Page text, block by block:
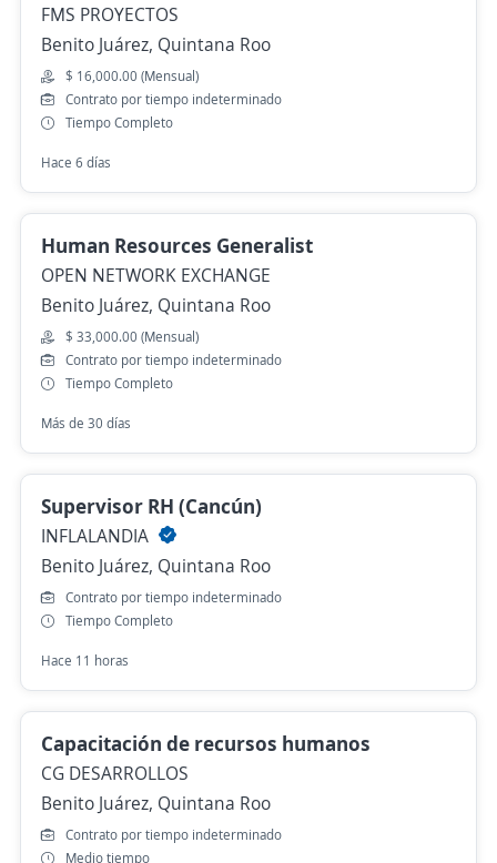
FMS PROYECTOS
Benito Juárez, Quintana Roo
$ 16,000.00 (Mensual)
Contrato por tiempo indeterminado
Tiempo Completo
Hace 6 días
Human Resources Generalist
OPEN NETWORK EXCHANGE
Benito Juárez, Quintana Roo
$ 33,000.00 (Mensual)
Contrato por tiempo indeterminado
Tiempo Completo
Más de 30 días
Supervisor RH (Cancún)
INFLALANDIA
Benito Juárez, Quintana Roo
Contrato por tiempo indeterminado
Tiempo Completo
Hace 11 horas
Capacitación de recursos humanos
CG DESARROLLOS
Benito Juárez, Quintana Roo
Contrato por tiempo indeterminado
Medio tiempo